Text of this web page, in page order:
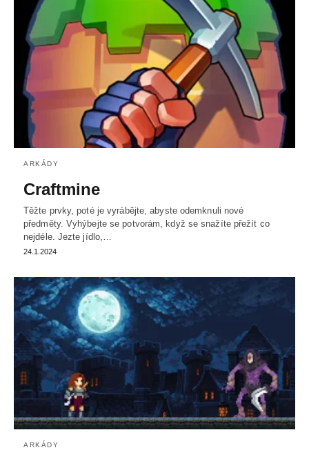
ARKÁDY
Craftmine
Těžte prvky, poté je vyrábějte, abyste odemknuli nové
předměty. Vyhýbejte se potvorám, když se snažíte přežít co
nejdéle. Jezte jídlo,…
24.1.2024
ARKÁDY